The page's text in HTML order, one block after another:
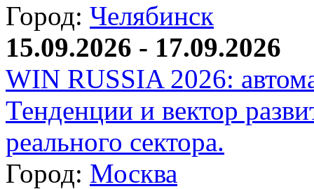
Город: Челябинск
15.09.2026 - 17.09.2026
WIN RUSSIA 2026:
Тенденции и вектор
реального сектора.
Город: Москва